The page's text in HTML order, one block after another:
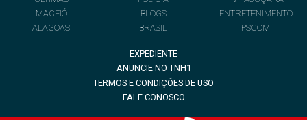
MACEIÓ
ALAGOAS
BLOGS
BRASIL
ENTRETENIMENTO
PSCOM
EXPEDIENTE
ANUNCIE NO TNH1
TERMOS E CONDIÇÕES DE USO
FALE CONOSCO